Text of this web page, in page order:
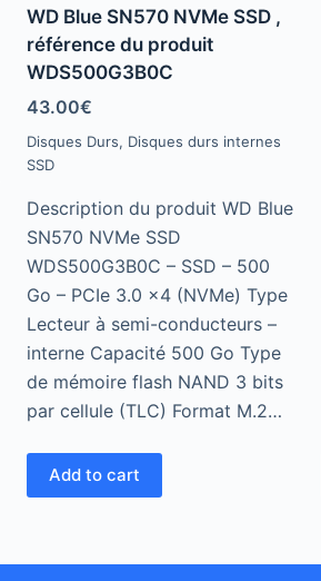
a
t
e
d
0
u
t
o
f
5
WD Blue SN570 NVMe SSD ,
référence du produit
WDS500G3B0C
43.00€
Disques Durs, Disques durs internes
SSD
Description du produit WD Blue
SN570 NVMe SSD
WDS500G3B0C – SSD – 500
Go – PCIe 3.0 x4 (NVMe) Type
Lecteur à semi-conducteurs –
interne Capacité 500 Go Type
de mémoire flash NAND 3 bits
par cellule (TLC) Format M.2…
Add to cart